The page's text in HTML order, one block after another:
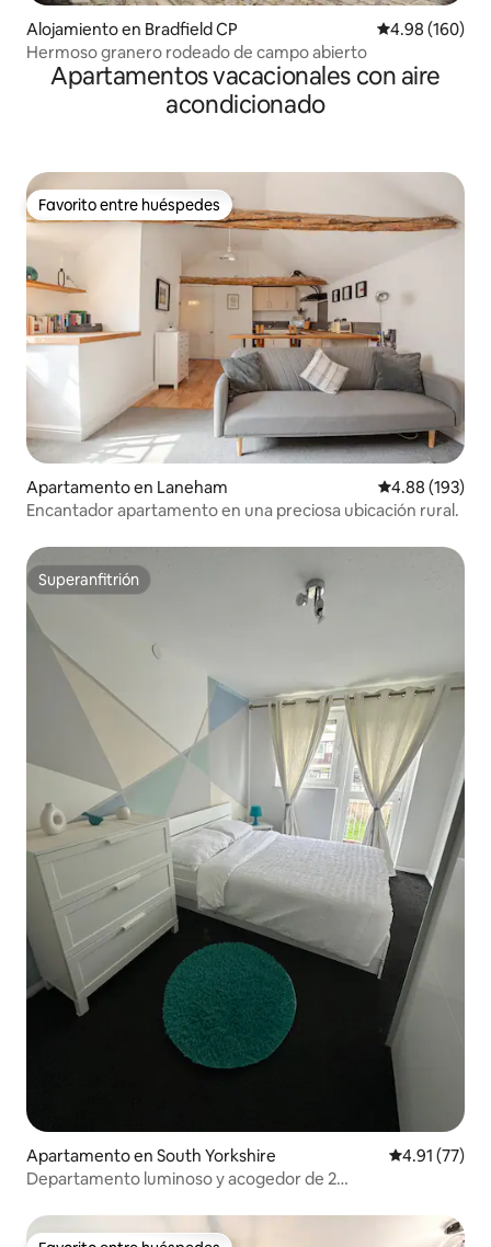
Alojamiento en Bradfield CP Calificación
4.98 (160)
Hermoso granero rodeado de campo abierto
Apartamentos vacacionales con aire
acondicionado
Favorito entre huéspedes
Favorito entre huéspedes
Apartamento en Laneham Calificación
4.88 (193)
Encantador apartamento en una preciosa ubicación rural.
Superanfitrión
Superanfitrión
Apartamento en South Yorkshire Calificación
4.91 (77)
Departamento luminoso y acogedor de 2
acondicionado